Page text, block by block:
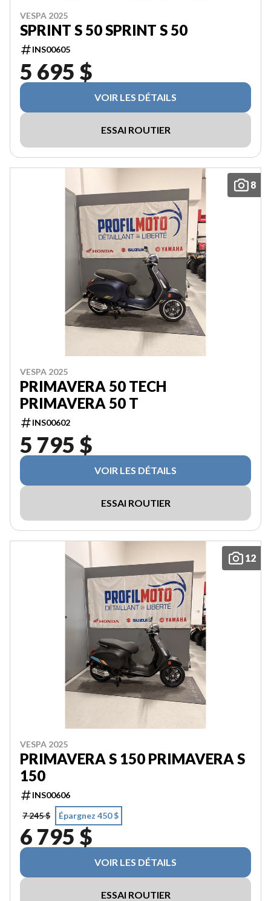
VESPA 2025
SPRINT S 50 SPRINT S 50
INS00605
5 695 $
VOIR LES DÉTAILS
ESSAI ROUTIER
8
VESPA 2025
PRIMAVERA 50 TECH
PRIMAVERA 50 T
INS00602
5 795 $
VOIR LES DÉTAILS
ESSAI ROUTIER
12
VESPA 2025
PRIMAVERA S 150 PRIMAVERA S
150
INS00606
7 245 $
Épargnez 450 $
6 795 $
VOIR LES DÉTAILS
ESSAI ROUTIER